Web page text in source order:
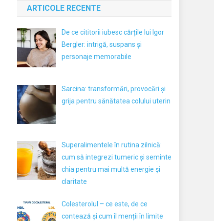
ARTICOLE RECENTE
De ce cititorii iubesc cărțile lui Igor
Bergler: intrigă, suspans și
personaje memorabile
Sarcina: transformări, provocări și
grija pentru sănătatea colului uterin
Superalimentele în rutina zilnică:
cum să integrezi tumeric și seminte
chia pentru mai multă energie și
claritate
Colesterolul – ce este, de ce
contează și cum îl menții în limite